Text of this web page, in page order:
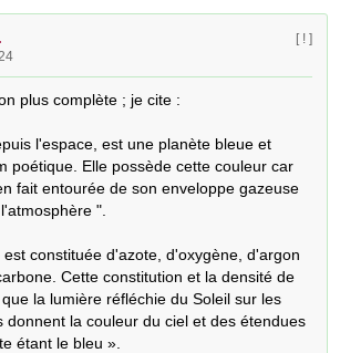
[ ! ]
plus complète ; je cite :
l'espace, est une planète bleue et
poétique. Elle possède cette couleur car
fait entourée de son enveloppe gazeuse
".
constituée d'azote, d'oxygène, d'argon
Cette constitution et la densité de
la lumière réfléchie du Soleil sur les
donnent la couleur du ciel et des étendues
étant le bleu ».